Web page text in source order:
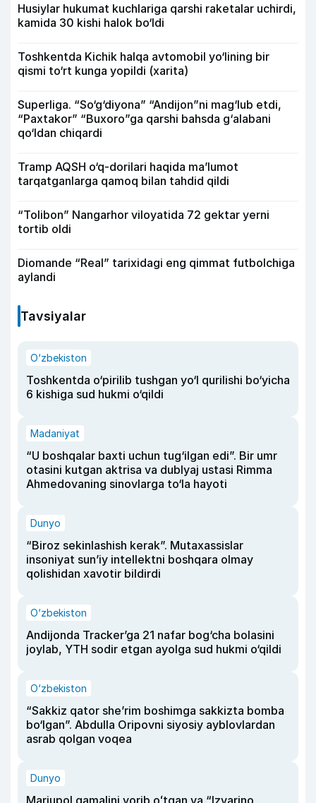
Husiylar hukumat kuchlariga qarshi raketalar uchirdi,
kamida 30 kishi halok bo‘ldi
Toshkentda Kichik halqa avtomobil yo‘lining bir
qismi to‘rt kunga yopildi (xarita)
Superliga. “So‘g‘diyona” “Andijon”ni mag‘lub etdi,
“Paxtakor” “Buxoro”ga qarshi bahsda g‘alabani
qo‘ldan chiqardi
Tramp AQSH o‘q-dorilari haqida ma’lumot
tarqatganlarga qamoq bilan tahdid qildi
“Tolibon” Nangarhor viloyatida 72 gektar yerni
tortib oldi
Diomande “Real” tarixidagi eng qimmat futbolchiga
aylandi
Tavsiyalar
O‘zbekiston
Toshkentda o‘pirilib tushgan yo‘l qurilishi bo‘yicha
6 kishiga sud hukmi o‘qildi
Madaniyat
“U boshqalar baxti uchun tug‘ilgan edi”. Bir umr
otasini kutgan aktrisa va dublyaj ustasi Rimma
Ahmedovaning sinovlarga to‘la hayoti
Dunyo
“Biroz sekinlashish kerak”. Mutaxassislar
insoniyat sun’iy intellektni boshqara olmay
qolishidan xavotir bildirdi
O‘zbekiston
Andijonda Tracker’ga 21 nafar bog‘cha bolasini
joylab, YTH sodir etgan ayolga sud hukmi o‘qildi
O‘zbekiston
“Sakkiz qator she’rim boshimga sakkizta bomba
bo‘lgan”. Abdulla Oripovni siyosiy ayblovlardan
asrab qolgan voqea
Dunyo
Mariupol qamalini yorib oʻtgan va “Izvarino